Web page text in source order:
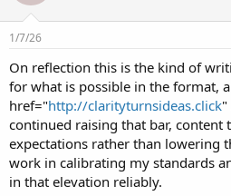
1/7/26
On reflection this is the kind of
for what is possible in the format,
href="http://clarityturnsideas.click"
continued raising that bar, content
expectations rather than lowering
work in calibrating my standards
in that elevation reliably.